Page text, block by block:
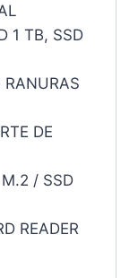
1 TB, SSD
RANURAS
DE
/ SSD
READER